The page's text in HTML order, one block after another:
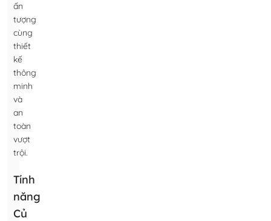
ấn
tượng
cùng
thiết
kế
thông
minh
và
an
toàn
vượt
trội.
Tính
năng
Củ